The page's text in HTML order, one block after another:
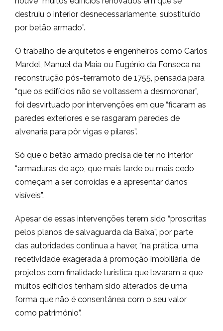
destruiu o interior desnecessariamente, substituído
por betão armado”.
O trabalho de arquitetos e engenheiros como Carlos
Mardel, Manuel da Maia ou Eugénio da Fonseca na
reconstrução pós-terramoto de 1755, pensada para
“que os edifícios não se voltassem a desmoronar”,
foi desvirtuado por intervenções em que “ficaram as
paredes exteriores e se rasgaram paredes de
alvenaria para pôr vigas e pilares”.
Só que o betão armado precisa de ter no interior
“armaduras de aço, que mais tarde ou mais cedo
começam a ser corroídas e a apresentar danos
visíveis”.
Apesar de essas intervenções terem sido “proscritas
pelos planos de salvaguarda da Baixa”, por parte
das autoridades continua a haver, “na prática, uma
recetividade exagerada à promoção imobiliária, de
projetos com finalidade turística que levaram a que
muitos edifícios tenham sido alterados de uma
forma que não é consentânea com o seu valor
como património”.